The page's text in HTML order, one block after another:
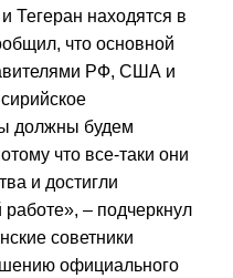
Тегеран находятся в
что основной
РФ, США и
должны будем
что все-таки они
и достигли
– подчеркнул
советники
официального